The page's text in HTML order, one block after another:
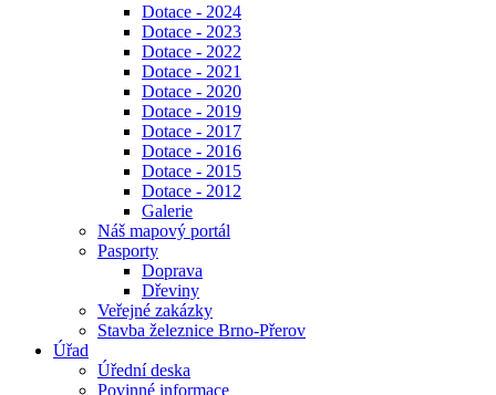
Dotace - 2024
Dotace - 2023
Dotace - 2022
Dotace - 2021
Dotace - 2020
Dotace - 2019
Dotace - 2017
Dotace - 2016
Dotace - 2015
Dotace - 2012
Galerie
Náš mapový portál
Pasporty
Doprava
Dřeviny
Veřejné zakázky
Stavba železnice Brno-Přerov
Úřad
Úřední deska
Povinné informace